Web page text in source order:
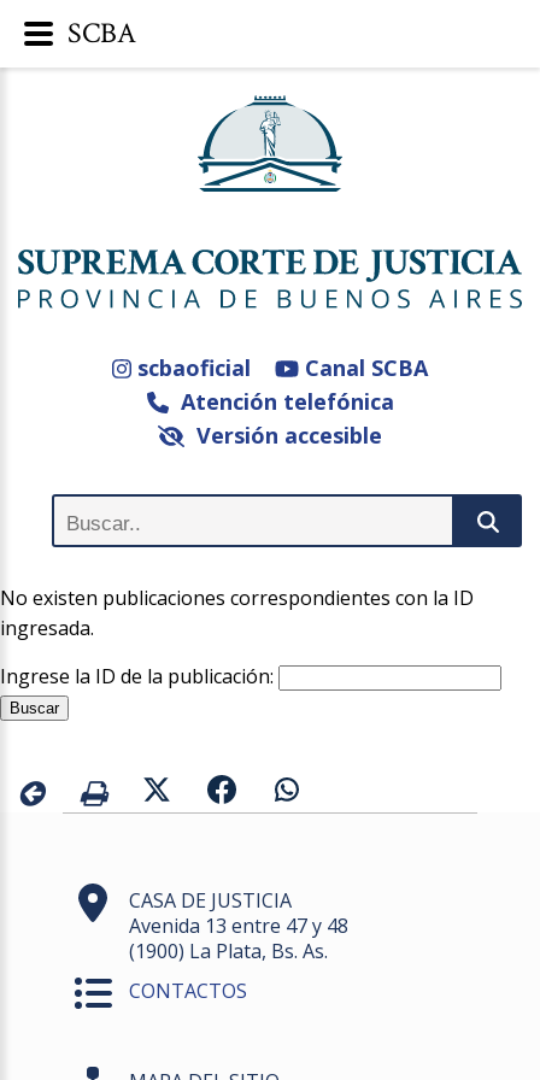
scbaoficial
Canal SCBA
Atención telefónica
Versión accesible
No existen publicaciones correspondientes con la ID
ingresada.
Ingrese la ID de la publicación:
CASA DE JUSTICIA
Avenida 13 entre 47 y 48
(1900) La Plata, Bs. As.
CONTACTOS
SCBA